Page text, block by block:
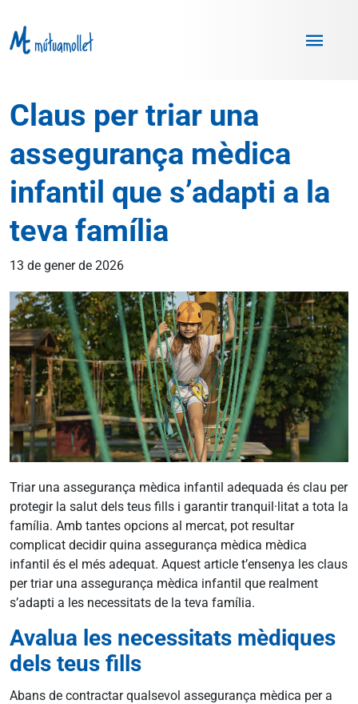
Claus per triar una
assegurança mèdica
infantil que s’adapti a la
teva família
13 de gener de 2026
Triar una assegurança mèdica infantil adequada és clau per
protegir la salut dels teus fills i garantir tranquil·litat a tota la
família. Amb tantes opcions al mercat, pot resultar
complicat decidir quina assegurança mèdica mèdica
infantil és el més adequat. Aquest article t’ensenya les claus
per triar una assegurança mèdica infantil que realment
s’adapti a les necessitats de la teva família.
Avalua les necessitats mèdiques
dels teus fills
Abans de contractar qualsevol assegurança mèdica per a